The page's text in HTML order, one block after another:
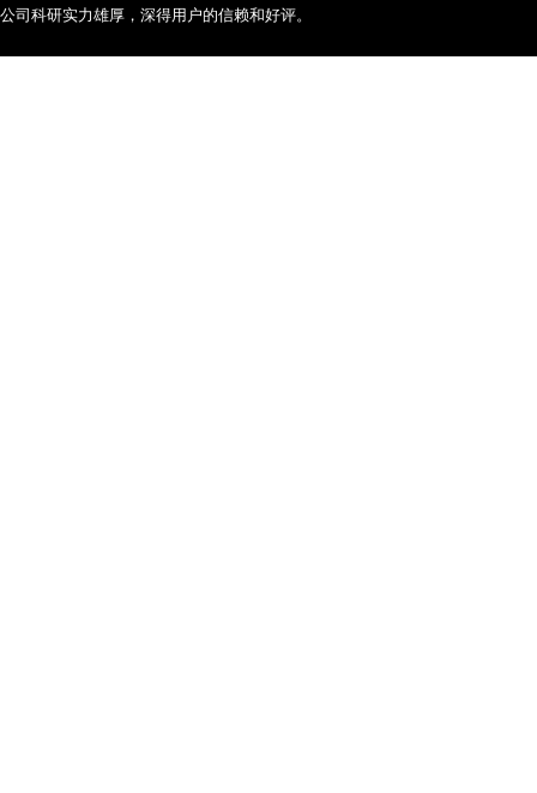
公司科研实力雄厚，深得用户的信赖和好评。